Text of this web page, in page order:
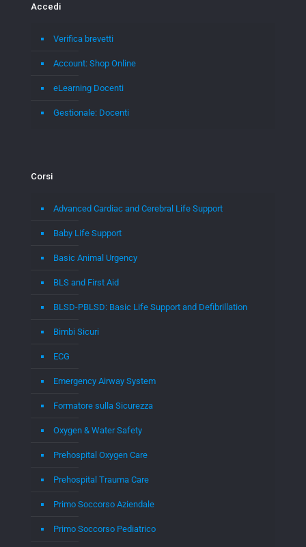
Accedi
Verifica brevetti
Account: Shop Online
eLearning Docenti
Gestionale: Docenti
Corsi
Advanced Cardiac and Cerebral Life Support
Baby Life Support
Basic Animal Urgency
BLS and First Aid
BLSD-PBLSD: Basic Life Support and Defibrillation
Bimbi Sicuri
ECG
Emergency Airway System
Formatore sulla Sicurezza
Oxygen & Water Safety
Prehospital Oxygen Care
Prehospital Trauma Care
Primo Soccorso Aziendale
Primo Soccorso Pediatrico